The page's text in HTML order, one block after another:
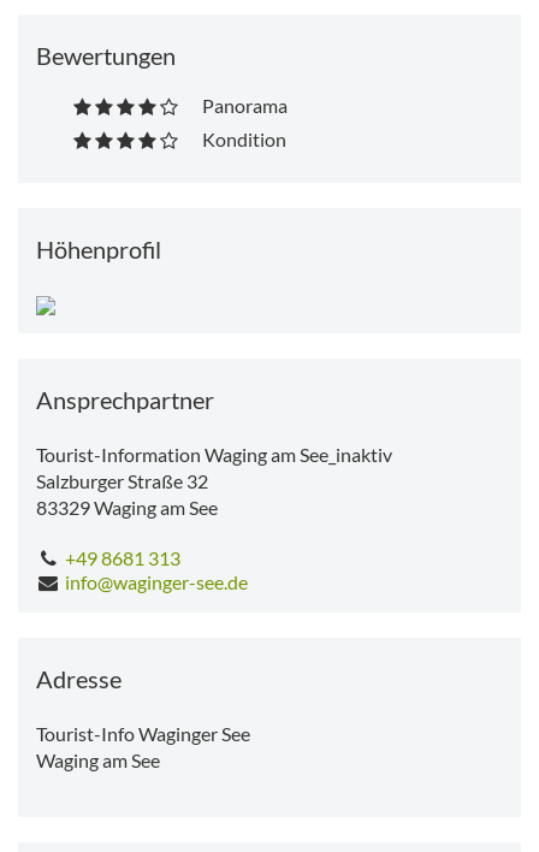
Bewertungen
Panorama
Kondition
Höhenprofil
Ansprechpartner
Tourist-Information Waging am See_inaktiv
Salzburger Straße 32
83329Waging am See
+49 8681 313
info@waginger-see.de
Adresse
Tourist-Info Waginger See
Waging am See